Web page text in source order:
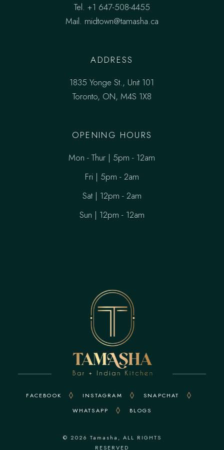
Tel. +1 647-508-4455
Mail. midtown@tamasha.ca
ADDRESS
1835 Yonge St., Unit 101
Toronto, ON, M4S 1X8
OPENING HOURS
Mon - Thur | 5pm - 12am
Fri | 5pm - 2am
Sat | 12pm - 2am
Sun | 12pm - 12am
FACEBOOK INSTAGRAM
SNAPCHAT
WHATSAPP
BLOGS
© 2026 Tamasha , ALL RIGHTS
RESERVED